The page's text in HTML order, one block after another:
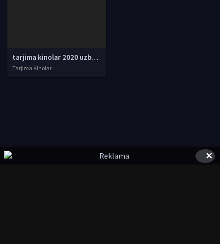
tarjima kinolar 2020 uzbek tilida, tarjima kinolar komediya, tarjima kinolar skachat, boevik tarjima kinolar, tarjima kinolar скачать, tarjima kinolar uzbek tilida skachat, tarjima kinolar saytlari, 7777.uz tarjima kinolar, tarjima kinolar skachat, t
Tarjima Kinolar
✕